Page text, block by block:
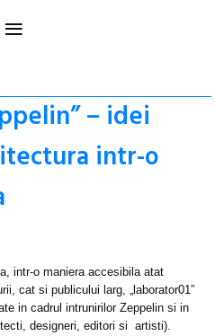
≡
– idei
intr-o
intr-o maniera accesibila atat
cat si publicului larg, „laborator01”
in cadrul intrunirilor Zeppelin si in
designeri, editori si artisti).